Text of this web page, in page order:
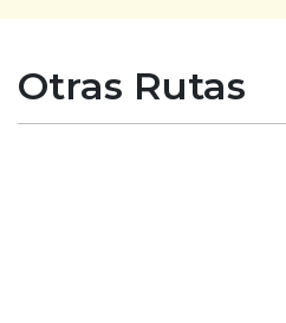
Otras Rutas